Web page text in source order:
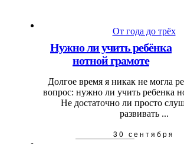
От года до трёх
Нужно ли учить ребёнка
нотной грамоте
Долгое время я никак не могла
вопрос: нужно ли учить ребенка
Не достаточно ли просто
развивать ...
30 сентября